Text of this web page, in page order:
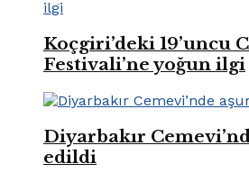
Koçgiri’deki 19’uncu
Festivali’ne yoğun ilgi
Diyarbakır
edildi